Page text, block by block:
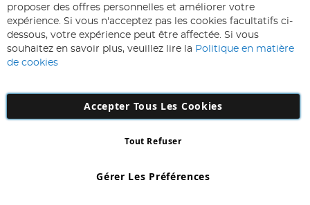
Inscription
à
d’information
:
Inscription
Number: 863029607
proposer des offres personnelles et améliorer votre
expérience. Si vous n'acceptez pas les cookies facultatifs ci-
dessous, votre expérience peut être affectée. Si vous
souhaitez en savoir plus, veuillez lire la Politique en matière
de cookies
Accepter Tous Les Cookies
Gérer Les Préférences
Tout Refuser